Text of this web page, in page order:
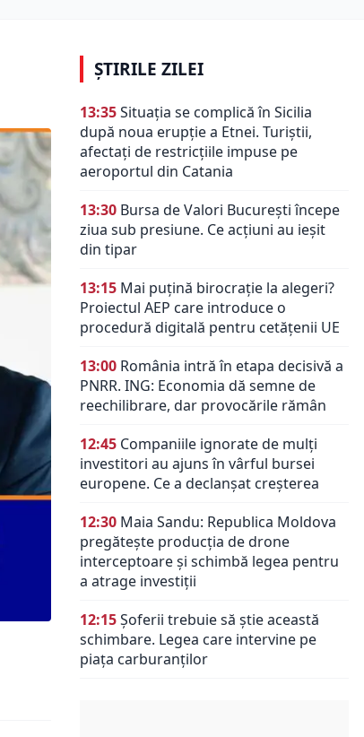
ȘTIRILE ZILEI
13:35Situația se complică în Sicilia
după noua erupție a Etnei. Turiștii,
afectați de restricțiile impuse pe
aeroportul din Catania
13:30 Bursa de Valori București începe
ziua sub presiune. Ce acțiuni au ieșit
din tipar
13:15 Mai puțină birocrație la alegeri?
Proiectul AEP care introduce o
procedură digitală pentru cetățenii UE
13:00 România intră în etapa decisivă a
PNRR. ING: Economia dă semne de
reechilibrare, dar provocările rămân
12:45 Companiile ignorate de mulți
investitori au ajuns în vârful bursei
europene. Ce a declanșat creșterea
12:30 Maia Sandu: Republica Moldova
pregătește producția de drone
interceptoare și schimbă legea pentru
a atrage investiții
12:15Șoferii trebuie să știe această
schimbare. Legea care intervine pe
piața carburanților